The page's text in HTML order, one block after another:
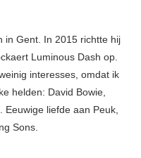
in Gent. In 2015 richtte hij
Luminous Dash op.
interesses, omdat ik
helden: David Bowie,
Eeuwige liefde aan Peuk,
Sons.